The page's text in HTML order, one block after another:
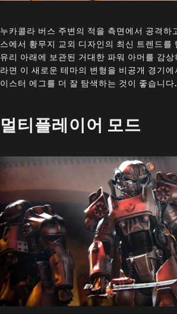
누카콜라 버스 주변의 적을 측면에서 공격하
스에서 황무지 교외 디자인의 최신 트렌드를
유리 아래에 보관된 거대한 파워 아머를 감상
라면 이 새로운 테마의 변형을 비공개 경기
이스터 에그를 더 잘 탐색하는 것이 좋습니다.
멀티플레이어 모드